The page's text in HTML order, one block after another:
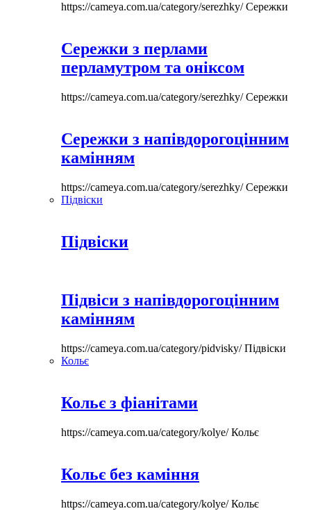
https://cameya.com.ua/category/serezhky/Сережки
Сережки з перлами
перламутром та оніксом
https://cameya.com.ua/category/serezhky/Сережки
Сережки з напівдорогоцінним
камінням
https://cameya.com.ua/category/serezhky/Сережки
Підвіски
Підвіски
Підвіси з напівдорогоцінним
камінням
https://cameya.com.ua/category/pidvisky/Підвіски
Кольє
Кольє з фіанітами
https://cameya.com.ua/category/kolye/Кольє
Кольє без каміння
https://cameya.com.ua/category/kolye/Кольє